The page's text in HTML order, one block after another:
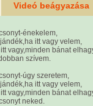
Videó beágyazása
énekelem,
itt vagy velem,
vagy,minden bánat
szívem.
úgy szeretem,
itt vagy velem,
vagy,minden bánat
neked.